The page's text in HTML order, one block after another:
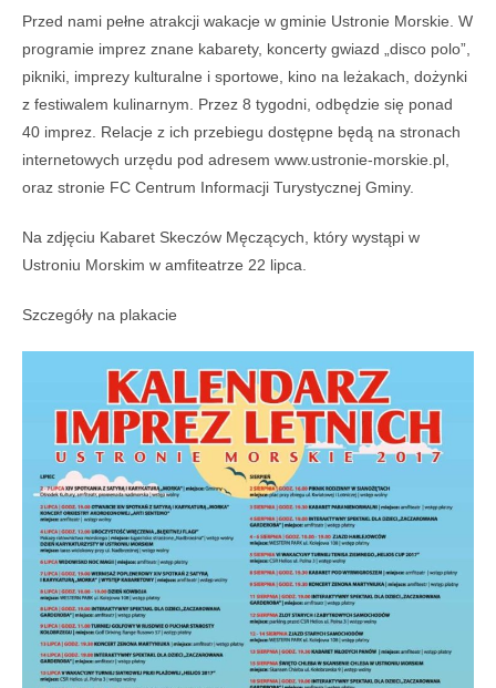
Przed nami pełne atrakcji wakacje w gminie Ustronie Morskie. W
programie imprez znane kabarety, koncerty gwiazd „disco polo”,
pikniki, imprezy kulturalne i sportowe, kino na leżakach, dożynki
z festiwalem kulinarnym. Przez 8 tygodni, odbędzie się ponad
40 imprez. Relacje z ich przebiegu dostępne będą na stronach
internetowych urzędu pod adresem www.ustronie-morskie.pl,
oraz stronie FC Centrum Informacji Turystycznej Gminy.
Na zdjęciu Kabaret Skeczów Męczących, który wystąpi w
Ustroniu Morskim w amfiteatrze 22 lipca.
Szczegóły na plakacie